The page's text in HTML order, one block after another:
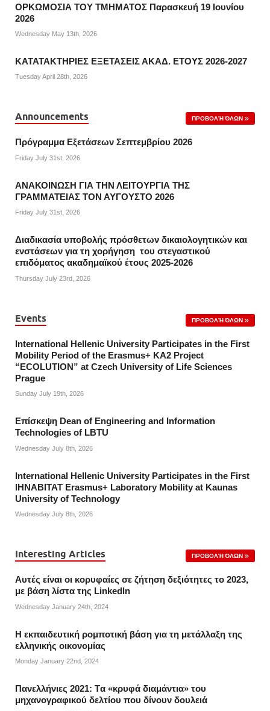
ΟΡΚΩΜΟΣΙΑ ΤΟΥ ΤΜΗΜΑΤΟΣ Παρασκευή 19 Ιουνίου
2026
Wednesday May 13th, 2026
ΚΑΤΑΤΑΚΤΗΡΙΕΣ ΕΞΕΤΑΣΕΙΣ ΑΚΑΔ. ΕΤΟΥΣ 2026-2027
Tuesday April 28th, 2026
Announcements ΠΡΟΒΟΛΉ ΌΛΩΝ
Πρόγραμμα Εξετάσεων Σεπτεμβρίου 2026
Friday July 31st, 2026
ΑΝΑΚΟΙΝΩΣΗ ΓΙΑ ΤΗΝ ΛΕΙΤΟΥΡΓΙΑ ΤΗΣ
ΓΡΑΜΜΑΤΕΙΑΣ ΤΟΝ ΑΥΓΟΥΣΤΟ 2026
Friday July 31st, 2026
Διαδικασία υποβολής πρόσθετων δικαιολογητικών και
ενστάσεων για τη χορήγηση του στεγαστικού
επιδόματος ακαδημαϊκού έτους 2025-2026
Thursday July 23rd, 2026
Events ΠΡΟΒΟΛΉ ΌΛΩΝ
International Hellenic University Participates in the First
Mobility Period of the Erasmus+ KA2 Project
“ECOLUTION” at Czech University of Life Sciences
Prague
Sunday July 19th, 2026
Επίσκεψη Dean of Engineering and Information
Technologies of LBTU
Wednesday July 8th, 2026
International Hellenic University Participates in the First
IHNABITAT Erasmus+ Laboratory Mobility at Kaunas
University of Technology
Wednesday July 8th, 2026
Interesting Articles ΠΡΟΒΟΛΉ ΌΛΩΝ
Αυτές είναι οι κορυφαίες σε ζήτηση δεξιότητες το 2023,
με βάση λίστα της Linkedln
Wednesday January 24th, 2024
Η εκπαιδευτική ρομποτική βάση για τη μετάλλαξη της
ελληνικής οικονομίας
Monday January 22nd, 2024
Πανελλήνιες 2021: Tα «κρυφά διαμάντια» του
μηχανογραφικού δελτίου που δίνουν δουλειά